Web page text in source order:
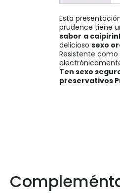
Esta
prudence tiene
sabor a
delicioso sexo
Resistente como
Ten sexo
preservativos